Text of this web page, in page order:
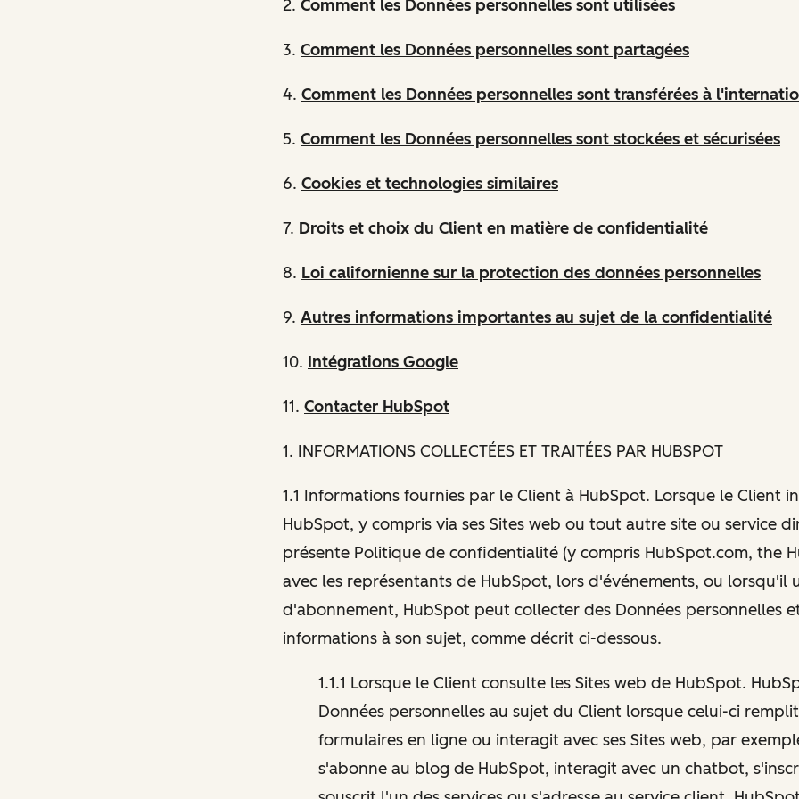
2. Comment les Données personnelles sont utilisées
3. Comment les Données personnelles sont partagées
4. Comment les Données personnelles sont transférées à
5. Comment les Données personnelles sont stockées et sécurisées
6. Cookies et technologies similaires
7. Droits et choix du Client en matière de confidentialité
8. Loi californienne sur la protection des données personnelles
9. Autres informations importantes au sujet de la confidentialité
10. Intégrations Google
11. Contacter HubSpot
1. INFORMATIONS COLLECTÉES ET TRAITÉES PAR HUBSPOT
1.1 Informations fournies par le Client à HubSpot. Lorsque le Client
HubSpot, y compris via ses Sites web ou tout autre site ou service
présente Politique de confidentialité (y compris HubSpot.com, the
avec les représentants de HubSpot, lors d'événements, ou lorsqu'il
d'abonnement, HubSpot peut collecter des Données personnelles
informations à son sujet, comme décrit ci-dessous.
1.1.1 Lorsque le Client consulte les Sites web de HubSpot.
Données personnelles au sujet du Client lorsque celui-ci
formulaires en ligne ou interagit avec ses Sites web, par
s'abonne au blog de HubSpot, interagit avec un chatbot,